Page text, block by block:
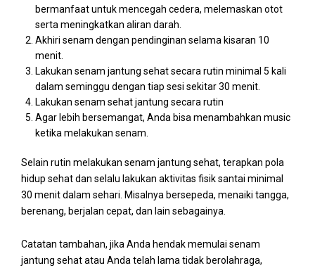
bermanfaat untuk mencegah cedera, melemaskan otot
serta meningkatkan aliran darah.
Akhiri senam dengan pendinginan selama kisaran 10
menit.
Lakukan senam jantung sehat secara rutin minimal 5 kali
dalam seminggu dengan tiap sesi sekitar 30 menit.
Lakukan senam sehat jantung secara rutin
Agar lebih bersemangat, Anda bisa menambahkan music
ketika melakukan senam.
Selain rutin melakukan senam jantung sehat, terapkan pola
hidup sehat dan selalu lakukan aktivitas fisik santai minimal
30 menit dalam sehari. Misalnya bersepeda, menaiki tangga,
berenang, berjalan cepat, dan lain sebagainya.
Catatan tambahan, jika Anda hendak memulai senam
jantung sehat atau Anda telah lama tidak berolahraga,